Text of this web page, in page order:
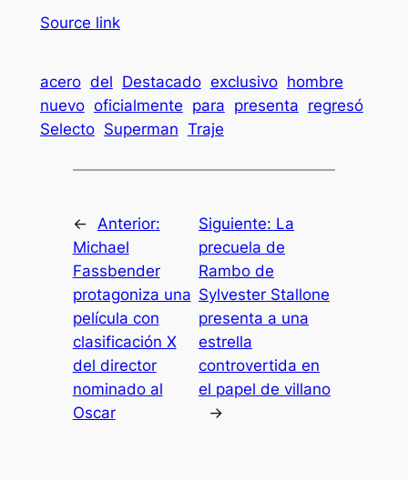
Source link
acero del Destacado exclusivo hombre
nuevo oficialmente para presenta regresó
Selecto Superman Traje
←
Anterior:
Michael
Fassbender
protagoniza una
película con
clasificación X
del director
nominado al
Oscar
Siguiente: La
precuela de
Rambo de
Sylvester Stallone
presenta a una
estrella
controvertida en
el papel de villano
→